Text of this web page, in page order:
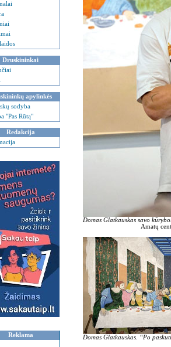
Druskininkai
apylinkės
sodyba
"Pas Rūtą"
Redakcija
Reklama
Domas Glatkauskas savo
Amatų
Domas Glatkauskas. “Po